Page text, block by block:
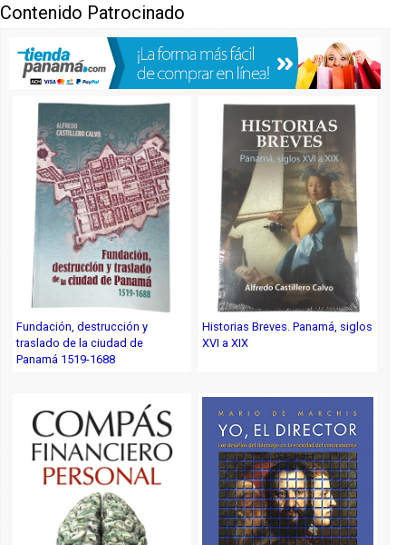
Contenido Patrocinado
Fundación, destrucción y
traslado de la ciudad de
Panamá 1519-1688
Historias Breves. Panamá, siglos
XVI a XIX